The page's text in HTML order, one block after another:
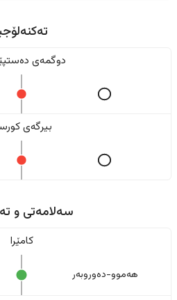
دوگمەی
بیرگەی
سەلامەتی و
کامێرا
هەموو-دەوروبەر